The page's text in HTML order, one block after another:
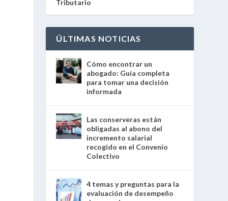
Tributario
ÚLTIMAS NOTICIAS
Cómo encontrar un
abogado: Guía completa
para tomar una decisión
informada
Las conserveras están
obligadas al abono del
incremento salarial
recogido en el Convenio
Colectivo
4 temas y preguntas para la
evaluación de desempeño